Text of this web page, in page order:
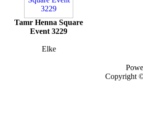
Tamr Henna Square
Event 3229
Elke
Copyright